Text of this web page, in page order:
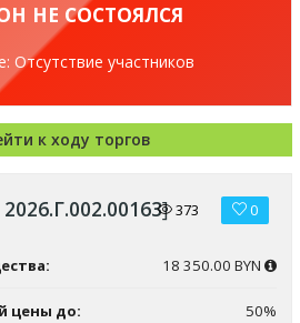
НЕ СОСТОЯЛСЯ
Отсутствие участников
к ходу торгов
2026.Г.002.00163] 373 0
18 350.00 BYN
цены до: 50%